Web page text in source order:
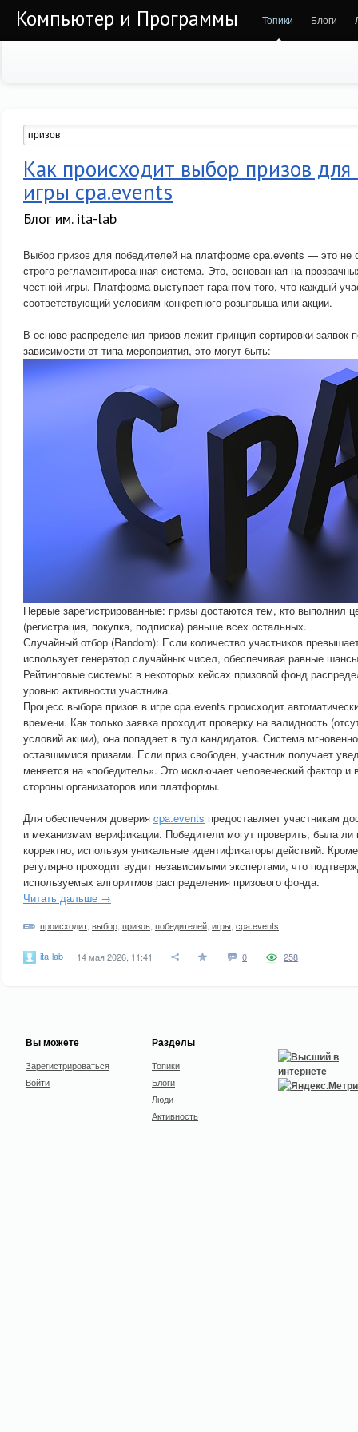
Компьютер и Программы Топики Блоги
Как происходит выбор призов
игры cpa.events
Блог им. ita-lab
Выбор призов для победителей на платформе cpa.events — это не
строго регламентированная система. Это, основанная на
честной игры. Платформа выступает гарантом того, что каждый
соответствующий условиям конкретного розыгрыша или акции.
В основе распределения призов лежит принцип сортировки заявок
зависимости от типа мероприятия, это могут быть:
Первые зарегистрированные: призы достаются тем, кто выполнил
(регистрация, покупка, подписка) раньше всех остальных.
Случайный отбор (Random): Если количество участников
использует генератор случайных чисел, обеспечивая равные
Рейтинговые системы: в некоторых кейсах призовой фонд
уровню активности участника.
Процесс выбора призов в игре cpa.events происходит
времени. Как только заявка проходит проверку на валидность
условий акции), она попадает в пул кандидатов. Система
оставшимися призами. Если приз свободен, участник получает
меняется на «победитель». Это исключает человеческий фактор
стороны организаторов или платформы.
Для обеспечения доверия cpa.events предоставляет участникам
и механизмам верификации. Победители могут проверить, была ли
корректно, используя уникальные идентификаторы действий.
регулярно проходит аудит независимыми экспертами, что
используемых алгоритмов распределения призового фонда.
Читать дальше →
происходит выбор призов победителей игры cpa.events
ita-lab 14 мая 2026, 11:41 0 258
Вы можете
Зарегистрироваться
Войти
Разделы
Топики
Блоги
Люди
Активность